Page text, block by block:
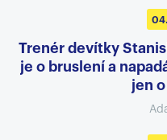
Trenér devítky
je o bruslení a
jen